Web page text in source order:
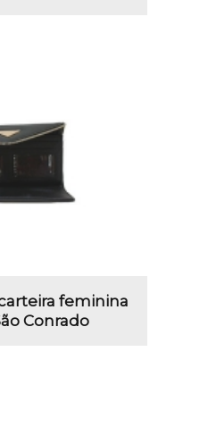
feminina
Conrado